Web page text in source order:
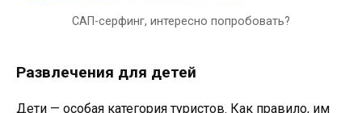
САП-серфинг, интересно попробовать?
Развлечения для детей
Дети — особая категория туристов. Как правило, им